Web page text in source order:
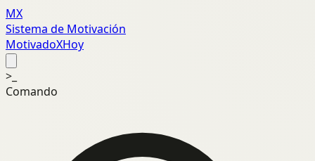
MX
Sistema de Motivación
MotivadoXHoy
>_
Comando